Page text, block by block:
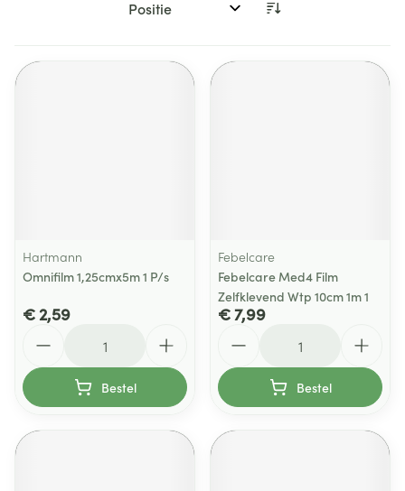
Sorteer op:
Hartmann
Omnifilm 1,25cmx5m 1 P/s
€ 2,59
Bestel
Febelcare
Febelcare Med4 Film
Zelfklevend Wtp 10cm 1m 1
€ 7,99
Bestel